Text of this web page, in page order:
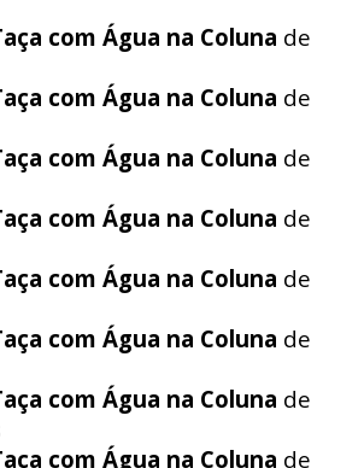
com Água na Coluna de
com Água na Coluna de
com Água na Coluna de
com Água na Coluna de
com Água na Coluna de
com Água na Coluna de
com Água na Coluna de
com Água na Coluna de